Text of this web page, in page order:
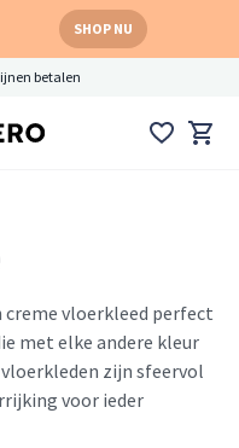
SHOP NU
betalen
vloerkleed perfect
met elke andere kleur
zijn sfeervol
voor ieder